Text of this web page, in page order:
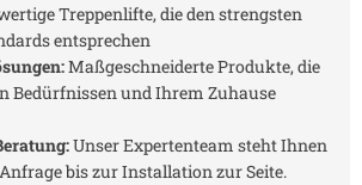
Treppenlifte, die den strengsten
entsprechen
Maßgeschneiderte Produkte, die
Bedürfnissen und Ihrem Zuhause
Unser Expertenteam steht Ihnen
bis zur Installation zur Seite.